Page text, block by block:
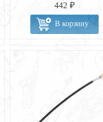
442 ₽
В корзину